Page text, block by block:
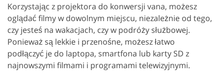
Korzystając z projektora do konwersji vana, możesz
oglądać filmy w dowolnym miejscu, niezależnie od tego,
czy jesteś na wakacjach, czy w podróży służbowej.
Ponieważ są lekkie i przenośne, możesz łatwo
podłączyć je do laptopa, smartfona lub karty SD z
najnowszymi filmami i programami telewizyjnymi.